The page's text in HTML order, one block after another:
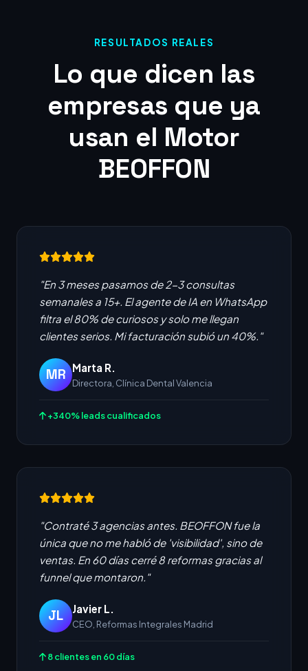
RESULTADOS REALES
Lo que dicen las
empresas que ya
usan el Motor
BEOFFON
"En 3 meses pasamos de 2-3 consultas
semanales a 15+. El agente de IA en WhatsApp
filtra el 80% de curiosos y solo me llegan
clientes serios. Mi facturación subió un 40%."
MR Marta R.
Directora, Clínica Dental Valencia
+340% leads cualificados
"Contraté 3 agencias antes. BEOFFON fue la
única que no me habló de 'visibilidad', sino de
ventas. En 60 días cerré 8 reformas gracias al
funnel que montaron."
JL Javier L.
CEO, Reformas Integrales Madrid
8 clientes en 60 días